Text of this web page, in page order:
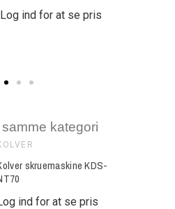
Log ind for at se pris
kategori
skruemaskine KDS-
ind for at se pris